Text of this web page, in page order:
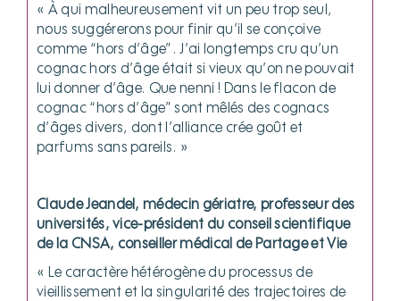
« À qui malheureusement vit un peu trop seul,
nous suggérerons pour finir qu’il se conçoive
comme “hors d’âge”. J’ai longtemps cru qu’un
cognac hors d’âge était si vieux qu’on ne pouvait
lui donner d’âge. Que nenni ! Dans le flacon de
cognac “hors d’âge” sont mêlés des cognacs
d’âges divers, dont l’alliance crée goût et
parfums sans pareils. »
Claude Jeandel, médecin gériatre, professeur des
universités, vice-président du conseil scientifique
de la CNSA, conseiller médical de Partage et Vie
« Le caractère hétérogène du processus de
vieillissement et la singularité des trajectoires de